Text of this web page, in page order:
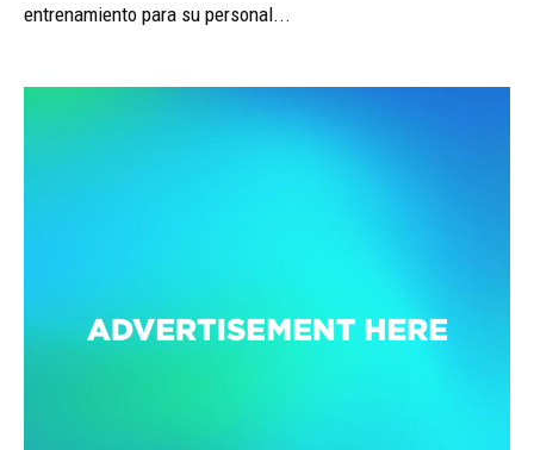
entrenamiento para su personal...